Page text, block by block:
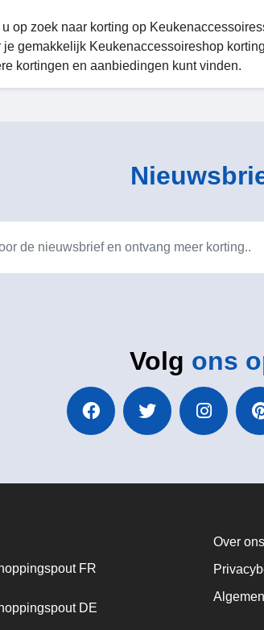
u op zoek naar korting op
je gemakkelijk Keukenaccessoireshop
kortingen en aanbiedingen kunt vinden.
Volg ons
FR
DE
Over ons